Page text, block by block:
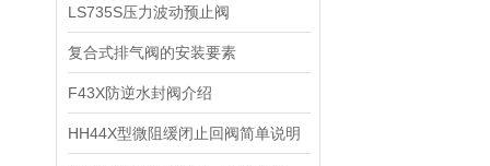
LS735S压力波动预止阀
复合式排气阀的安装要素
F43X防逆水封阀介绍
HH44X型微阻缓闭止回阀简单说明